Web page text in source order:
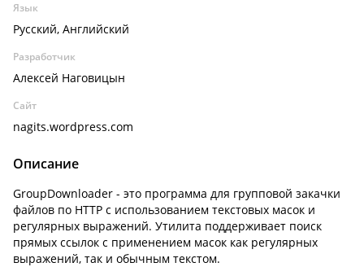
Язык
Русский, Английский
Разработчик
Алексей Наговицын
Сайт
nagits.wordpress.com
Описание
GroupDownloader - это программа для групповой закачки
файлов по HTTP с использованием текстовых масок и
регулярных выражений. Утилита поддерживает поиск
прямых ссылок с применением масок как регулярных
выражений, так и обычным текстом.